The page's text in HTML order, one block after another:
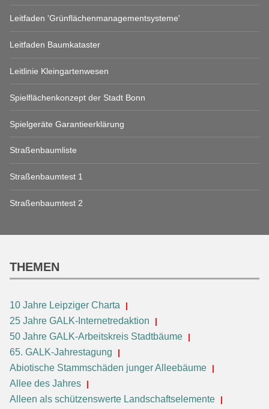
Leitfaden 'Grünflächenmanagementsysteme'
Leitfaden Baumkataster
Leitlinie Kleingartenwesen
Spielflächenkonzept der Stadt Bonn
Spielgeräte Garantieerklärung
Straßenbaumliste
Straßenbaumtest 1
Straßenbaumtest 2
THEMEN
10 Jahre Leipziger Charta
25 Jahre GALK-Internetredaktion
50 Jahre GALK-Arbeitskreis Stadtbäume
65. GALK-Jahrestagung
Abiotische Stammschäden junger Alleebäume
Allee des Jahres
Alleen als schützenswerte Landschaftselemente